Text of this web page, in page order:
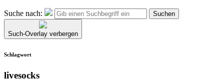
Suche nach: Suchen
Such-Overlay verbergen
Schlagwort
livesocks